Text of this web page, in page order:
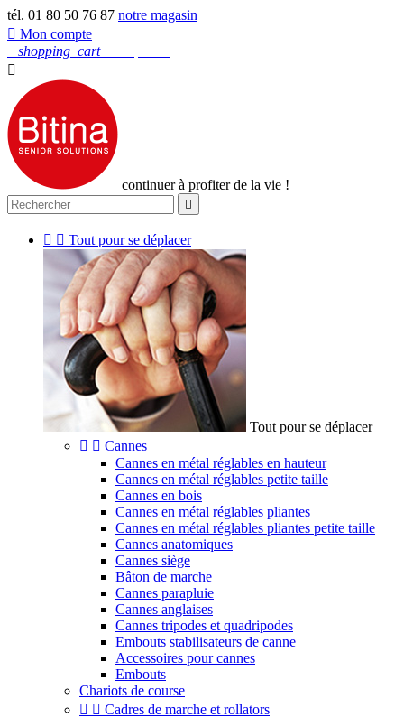
tél. 01 80 50 76 87 notre magasin
 Mon compte
shopping_cart

continuer à profiter de la vie !

  Tout pour se déplacer
Tout pour se déplacer
  Cannes
Cannes en métal réglables en hauteur
Cannes en métal réglables petite taille
Cannes en bois
Cannes en métal réglables pliantes
Cannes en métal réglables pliantes petite taille
Cannes anatomiques
Cannes siège
Bâton de marche
Cannes parapluie
Cannes anglaises
Cannes tripodes et quadripodes
Embouts stabilisateurs de canne
Accessoires pour cannes
Embouts
Chariots de course
  Cadres de marche et rollators